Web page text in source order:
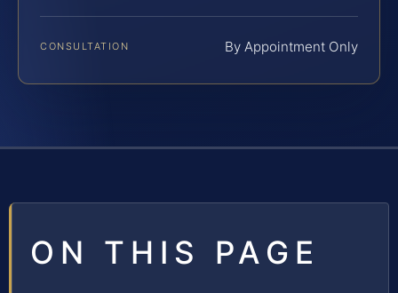
CONSULTATION By Appointment Only
ON THIS PAGE